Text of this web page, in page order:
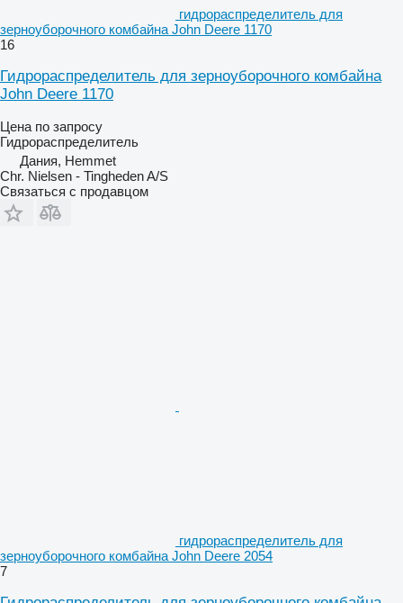
гидрораспределитель для
зерноуборочного комбайна John Deere 1170
16
Гидрораспределитель для зерноуборочного комбайна
John Deere 1170
Цена по запросу
Гидрораспределитель
Дания, Hemmet
Chr. Nielsen - Tingheden A/S
Связаться с продавцом
гидрораспределитель для
зерноуборочного комбайна John Deere 2054
7